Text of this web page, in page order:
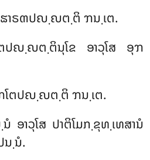
ຘາຣຓປຎ຺ຎຕ຺ຕິ ຠນ຺ເຕ.
ປຎ຺ຎຕ຺ຕິນຸໂຂ ອາວຸໂສ ອຸຠ
ໂຕປຎ຺ຎຕ຺ຕິ ຠນ຺ເຕ.
າວຸໂສ ປາຕິໂມກ຺ຂຸທ຺ເທສານໍ
ນ຺ນໍ.